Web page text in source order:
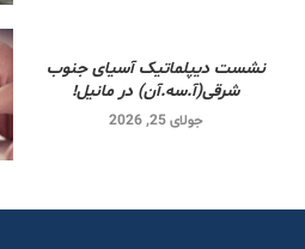
نشست دیپلماتیک آسیای جنوب
شرقی‌(آ.سه.آن) در مانیل!
جولای 25, 2026